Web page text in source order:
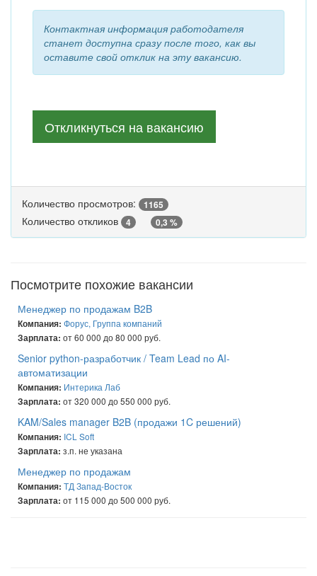
Контактная информация работодателя
станет доступна сразу после того, как вы
оставите свой отклик на эту вакансию.
Откликнуться на вакансию
Количество просмотров: 1165
Количество откликов 4 0,3 %
Посмотрите похожие вакансии
Менеджер по продажам B2B
Компания: Форус, Группа компаний
Зарплата: от 60 000 до 80 000 руб.
Senior python-разработчик / Team Lead по AI-
автоматизации
Компания: Интерика Лаб
Зарплата: от 320 000 до 550 000 руб.
KAM/Sales manager B2B (продажи 1C решений)
Компания: ICL Soft
Зарплата: з.п. не указана
Менеджер по продажам
Компания: ТД Запад-Восток
Зарплата: от 115 000 до 500 000 руб.